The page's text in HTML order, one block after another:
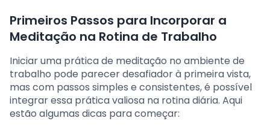
Primeiros Passos para Incorporar a
Meditação na Rotina de Trabalho
Iniciar uma prática de meditação no ambiente de
trabalho pode parecer desafiador à primeira vista,
mas com passos simples e consistentes, é possível
integrar essa prática valiosa na rotina diária. Aqui
estão algumas dicas para começar: